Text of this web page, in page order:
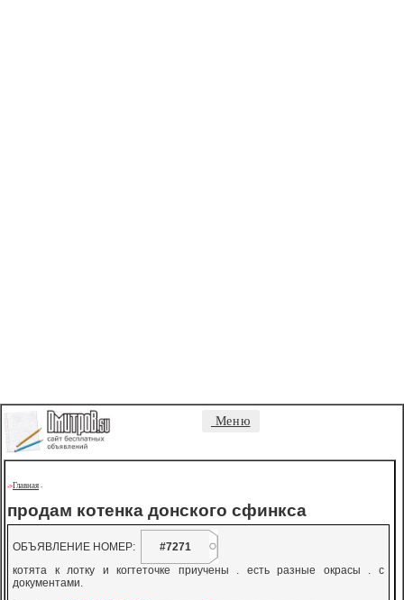
Меню
->Главная -
продам котенка донского сфинкса
ОБЪЯВЛЕНИЕ НОМЕР:
#7271
котята к лотку и когтеточке приучены . есть разные окрасы . с
документами.